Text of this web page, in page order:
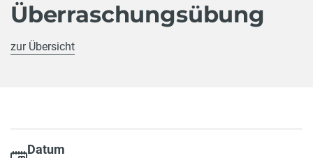
Überraschungsübung
zur Übersicht
Datum